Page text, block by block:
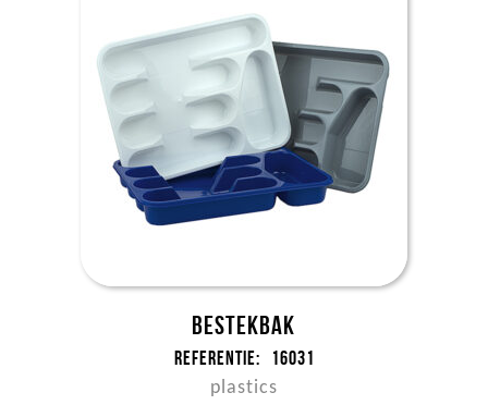
Bestekbak
Referentie: 16031
plastics